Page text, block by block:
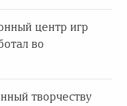
центр игр
во
творчеству